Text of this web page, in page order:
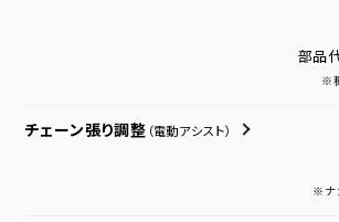
部品
※
チェーン張り調整 （電動アシスト）
※ナ